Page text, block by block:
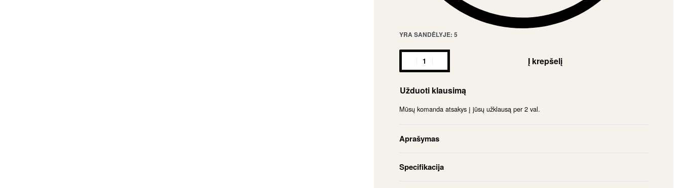
YRA SANDĖLYJE: 5
Į krepšelį
Užduoti klausimą
Mūsų komanda atsakys į jūsų užklausą per 2 val.
Aprašymas
Specifikacija